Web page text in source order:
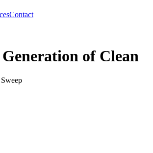
Contact
of Clean